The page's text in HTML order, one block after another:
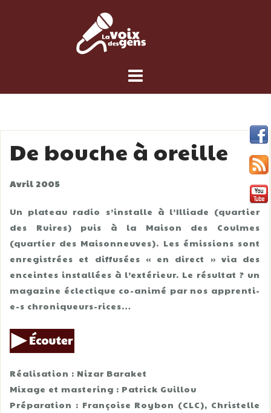
De bouche à oreille
Avril 2005
Un plateau radio s’installe à l’Illiade (quartier
des Ruires) puis à la Maison des Coulmes
(quartier des Maisonneuves). Les émissions sont
enregistrées et diffusées « en direct » via des
enceintes installées à l’extérieur. Le résultat ? un
magazine éclectique co-animé par nos apprenti-
e-s chroniqueurs-rices…
Réalisation : Nizar Baraket
Mixage et mastering : Patrick Guillou
Préparation : Françoise Roybon (CLC), Christelle